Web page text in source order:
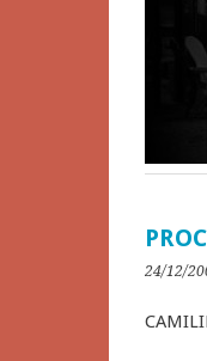
24/12/